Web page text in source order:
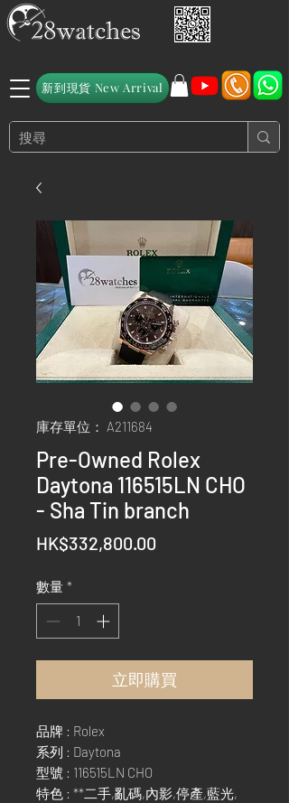
新到現貨 New Arrival
庫存單位： A211684
Pre-Owned Rolex
Daytona 116515LN CHO
- Sha Tin branch
HK$332,800.00
數量 *
立即購買
品牌 : Rolex
系列 : Daytona
型號 : 116515LN CHO
特色 : **二手,亂碼,內影,停產,藍光,